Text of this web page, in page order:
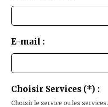
E-mail :
Choisir Services (*) :
Choisir le service ou les services.